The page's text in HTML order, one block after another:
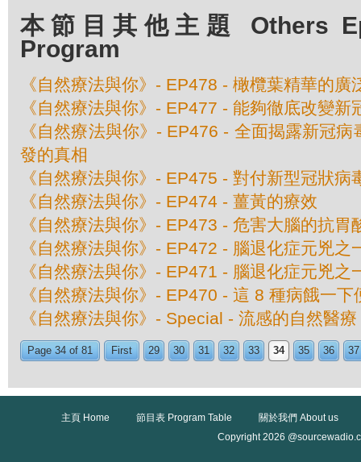
本節目其他主題 Others
Program
《自然療法與你》- EP478 - 橄欖葉精華的廣
《自然療法與你》- EP477 - 能夠徹底改變
《自然療法與你》- EP476 - 全面揭露新冠
發的真相
《自然療法與你》- EP475 - 對付新型冠狀病
《自然療法與你》- EP474 - 薑黃的療效
《自然療法與你》- EP473 - 危害大腦的抗胃
《自然療法與你》- EP472 - 腦退化症元兇之
《自然療法與你》- EP471 - 腦退化症元兇之
《自然療法與你》- EP470 - 這 8 種病餓一下
《自然療法與你》- Special - 流感的自然醫療
Page 34 of 81 First 29 30 31 32 33 34 35 36 37
主頁 Home 節目表 Program Table
關於我們 About us
Copyright 2026